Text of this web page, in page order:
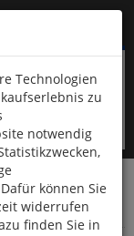
Technologien
zu
notwendig
können Sie
widerrufen
finden Sie in